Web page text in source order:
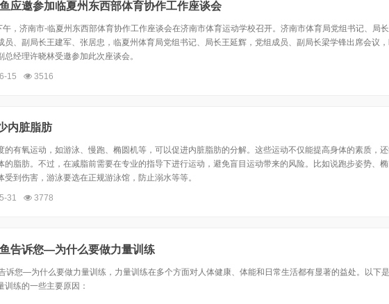
应邀参加临夏州东西部体育协作工作座谈会
，济南市-临夏州东西部体育协作工作座谈会在济南市体育运动学校召开。济南市体育局党组书记、局
员、副局长王建军、张居忠，临夏州体育局党组书记、局长王延辉，党组成员、副局长梁学锋出席会议，
总经理许晓林受邀参加此次座谈会。
15 3516
内脏脂肪
的有氧运动，如游泳、慢跑、椭圆机等，可以促进内脏脂肪的分解。这些运动不仅能提高身体的素质，
的脂肪。不过，在减脂前需要在专业的指导下进行运动，避免盲目运动带来的风险。比如说跑步姿势、
受到伤害，游泳要选在正规游泳馆，防止溺水等等。
31 3778
告诉您—为什么要做力量训练
诉您—为什么要做力量训练，力量训练在多个方面对人体健康、体能和日常生活都有显著的益处。以下
训练的一些主要原因：